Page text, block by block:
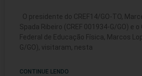
O presidente do CREF14/GO-TO,
Spada Ribeiro (CREF 001934-G/GO) e
Federal de Educação Física, Marcos
G/GO), visitaram, nesta
CONTINUE LENDO